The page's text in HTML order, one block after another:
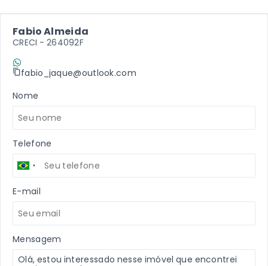
Fabio Almeida
CRECI - 264092F
fabio_jaque@outlook.com
Nome
Telefone
E-mail
Mensagem